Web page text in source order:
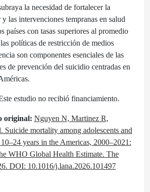
la necesidad de fortalecer la
las intervenciones tempranas en salud
países con tasas superiores al promedio
políticas de restricción de medios
son componentes esenciales de las
de prevención del suicidio centradas en
estudio no recibió financiamiento.
original: Nguyen N, Martinez R,
Suicide mortality among adolescents and
years in the Americas, 2000–2021:
WHO Global Health Estimate. The
DOI: 10.1016/j.lana.2026.101497